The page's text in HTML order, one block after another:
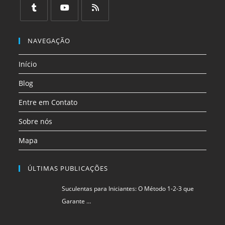
uma
aba
em
uma
aba
uma
em
nova
aba
em
aba
aba
NAVEGAÇÃO
Início
Blog
Entre em Contato
Sobre nós
Mapa
ÚLTIMAS PUBLICAÇÕES
Suculentas para Iniciantes: O Método 1-2-3 que
Garante …